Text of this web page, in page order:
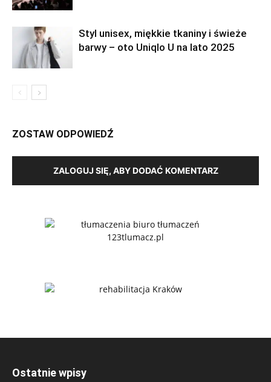
Styl unisex, miękkie tkaniny i świeże
barwy – oto Uniqlo U na lato 2025
ZOSTAW ODPOWIEDŹ
ZALOGUJ SIĘ, ABY DODAĆ KOMENTARZ
Ostatnie wpisy